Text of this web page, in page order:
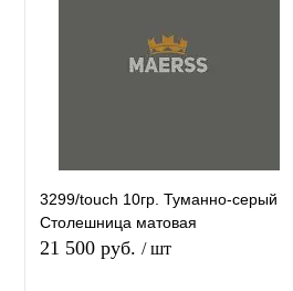
Длина (Ваш Выбор)
3050mm
3299/touch 10гр. Туманно-серый
Столешница матовая
21 500 руб. / шт